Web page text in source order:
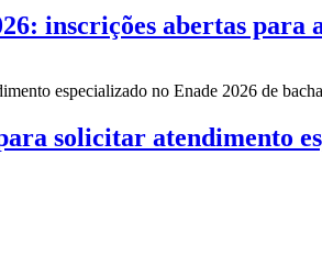
inscrições abertas para a
solicitar atendimento